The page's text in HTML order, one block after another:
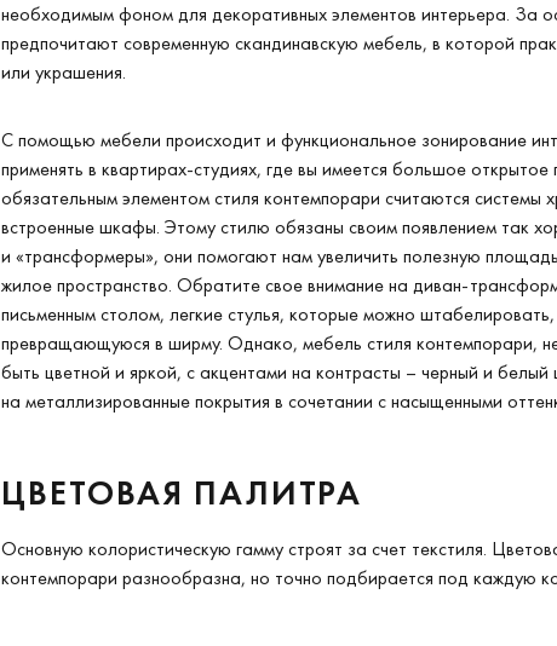
необходимым фоном для декоративных элементов интерьера. За
предпочитают современную скандинавскую мебель, в которой
или украшения.
С помощью мебели происходит и функциональное зонирование
применять в квартирах-студиях, где вы имеется большое
обязательным элементом стиля контемпорари считаются системы
встроенные шкафы. Этому стилю обязаны своим появлением так
и «трансформеры», они помогают нам увеличить полезную
жилое пространство. Обратите свое внимание на диван-
письменным столом, легкие стулья, которые можно
превращающуюся в ширму. Однако, мебель стиля контемпорари,
быть цветной и яркой, с акцентами на контрасты – черный и
на металлизированные покрытия в сочетании с насыщенными
ЦВЕТОВАЯ ПАЛИТРА
Основную колористическую гамму строят за счет текстиля.
контемпорари разнообразна, но точно подбирается под каждую